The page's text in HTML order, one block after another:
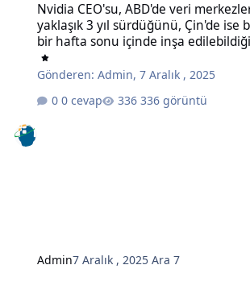
Nvidia CEO'su, ABD'de veri
yaklaşık 3 yıl sürdüğünü, Çin'de ise
bir hafta sonu içinde inşa
Gönderen:Admin,7 Aralık , 2025
0 cevap
336 görüntü
Admin7 Aralık , 2025Ara 7